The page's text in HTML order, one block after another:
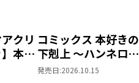
クリ
本好
ネ
コミックス 本好きの
下剋上 ～ハンネロー
レの貴族院五年生～
発売日:2026.10.15